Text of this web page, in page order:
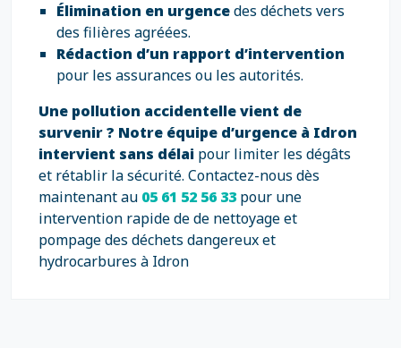
Élimination en urgencedes déchets vers
des filières agréées.
Rédaction d’un rapport d’intervention
pour les assurances ou les autorités.
Une pollution accidentelle vient de
survenir ? Notre équipe d’urgence à Idron
intervient sans délai pour limiter les dégâts
et rétablir la sécurité. Contactez-nous dès
maintenant au 05 61 52 56 33 pour une
intervention rapide de de nettoyage et
pompage des déchets dangereux et
hydrocarbures à Idron